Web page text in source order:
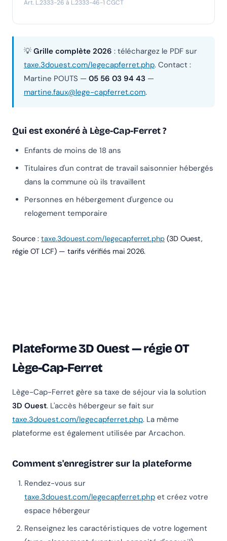
Art. L.2333-26 à L.2333-46-1 CGCT
💡 Grille complète 2026 : téléchargez le PDF sur
taxe.3douest.com/legecapferret.php. Contact :
Martine POUTS — 05 56 03 94 43 —
martine.faux@lege-capferret.com.
Qui est exonéré à Lège-Cap-Ferret ?
Enfants de moins de 18 ans
Titulaires d'un contrat de travail saisonnier hébergés
dans la commune où ils travaillent
Personnes en hébergement d'urgence ou
relogement temporaire
Source : taxe.3douest.com/legecapferret.php (3D Ouest,
régie OT LCF) — tarifs vérifiés mai 2026.
Plateforme 3D Ouest — régie OT
Lège-Cap-Ferret
Lège-Cap-Ferret gère sa taxe de séjour via la solution
3D Ouest. L'accès hébergeur se fait sur
taxe.3douest.com/legecapferret.php. La même
plateforme est également utilisée par Arcachon.
Comment s'enregistrer sur la plateforme
Rendez-vous sur
taxe.3douest.com/legecapferret.php et créez votre
espace hébergeur
Renseignez les caractéristiques de votre logement